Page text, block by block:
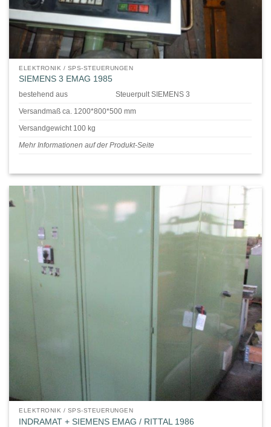
ELEKTRONIK / SPS-STEUERUNGEN
SIEMENS 3 EMAG 1985
bestehend aus
Steuerpult SIEMENS 3
Versandmaß ca. 1200*800*500 mm
Versandgewicht 100 kg
Mehr Informationen auf der Produkt-Seite
ELEKTRONIK / SPS-STEUERUNGEN
INDRAMAT + SIEMENS EMAG / RITTAL 1986